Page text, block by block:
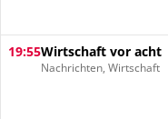
19:55Wirtschaft vor acht
Nachrichten, Wirtschaft